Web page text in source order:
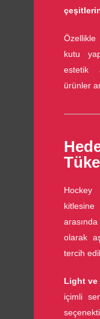
Özellikle
kutu
estetik
ürünler
Hockey
olarak
tercih
Light ve
içimli